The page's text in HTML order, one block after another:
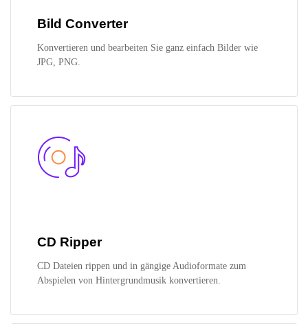
Bild Converter
Konvertieren und bearbeiten Sie ganz einfach Bilder wie
JPG, PNG.
CD Ripper
CD Dateien rippen und in gängige Audioformate zum
Abspielen von Hintergrundmusik konvertieren.